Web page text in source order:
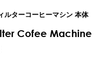
ルターコーヒーマシン 本体
Cofee Machine